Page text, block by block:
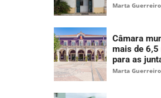
Marta Guerreiro
Câmara
mais de 6,5
para as
Marta Guerreiro